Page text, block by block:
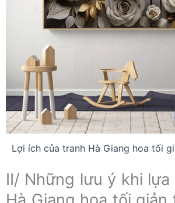
Lợi ích của tranh Hà Giang hoa tối
II/ Những lưu ý khi